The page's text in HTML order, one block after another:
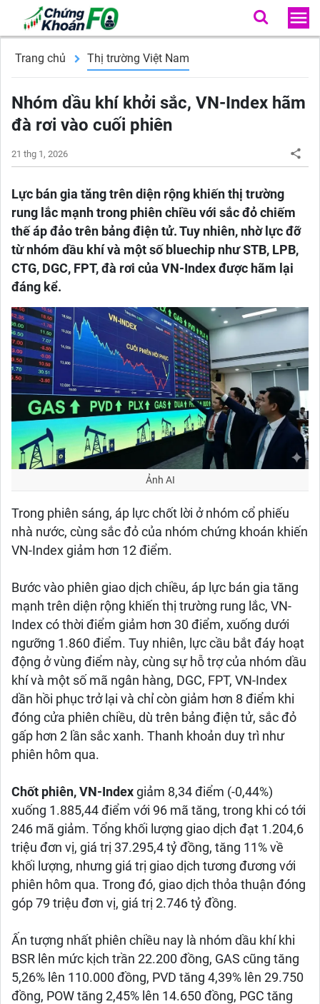
Trang chủ Thị trường Việt Nam
Nhóm dầu khí khởi sắc, VN-Index hãm
đà rơi vào cuối phiên
21 thg 1, 2026
Lực bán gia tăng trên diện rộng khiến thị trường
rung lắc mạnh trong phiên chiều với sắc đỏ chiếm
thế áp đảo trên bảng điện tử. Tuy nhiên, nhờ lực đỡ
từ nhóm dầu khí và một số bluechip như STB, LPB,
CTG, DGC, FPT, đà rơi của VN-Index được hãm lại
đáng kể.
Ảnh AI
Trong phiên sáng, áp lực chốt lời ở nhóm cổ phiếu
nhà nước, cùng sắc đỏ của nhóm chứng khoán khiến
VN-Index giảm hơn 12 điểm.
Bước vào phiên giao dịch chiều, áp lực bán gia tăng
mạnh trên diện rộng khiến thị trường rung lắc, VN-
Index có thời điểm giảm hơn 30 điểm, xuống dưới
ngưỡng 1.860 điểm. Tuy nhiên, lực cầu bắt đáy hoạt
động ở vùng điểm này, cùng sự hỗ trợ của nhóm dầu
khí và một số mã ngân hàng, DGC, FPT, VN-Index
dần hồi phục trở lại và chỉ còn giảm hơn 8 điểm khi
đóng cửa phiên chiều, dù trên bảng điện tử, sắc đỏ
gấp hơn 2 lần sắc xanh. Thanh khoản duy trì như
phiên hôm qua.
Chốt phiên, VN-Index giảm 8,34 điểm (-0,44%)
xuống 1.885,44 điểm với 96 mã tăng, trong khi có tới
246 mã giảm. Tổng khối lượng giao dịch đạt 1.204,6
triệu đơn vị, giá trị 37.295,4 tỷ đồng, tăng 11% về
khối lượng, nhưng giá trị giao dịch tương đương với
phiên hôm qua. Trong đó, giao dịch thỏa thuận đóng
góp 79 triệu đơn vị, giá trị 2.746 tỷ đồng.
Ấn tượng nhất phiên chiều nay là nhóm dầu khí khi
BSR lên mức kịch trần 22.200 đồng, GAS cũng tăng
5,26% lên 110.000 đồng, PVD tăng 4,39% lên 29.750
đồng, POW tăng 2,45% lên 14.650 đồng, PGC tăng